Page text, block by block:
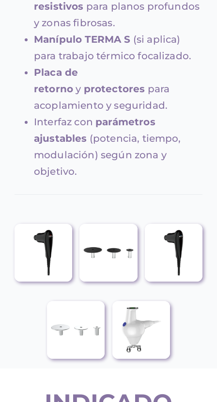
resistivos para planos profundos
y zonas fibrosas.
Manípulo TERMA S (si aplica)
para trabajo térmico focalizado.
Placa de
retorno y protectores para
acoplamiento y seguridad.
Interfaz con parámetros
ajustables (potencia, tiempo,
modulación) según zona y
objetivo.